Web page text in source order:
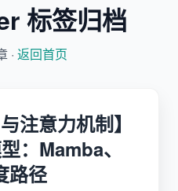
标签归档
· 返回首页
注意力机制】
：Mamba、
路径